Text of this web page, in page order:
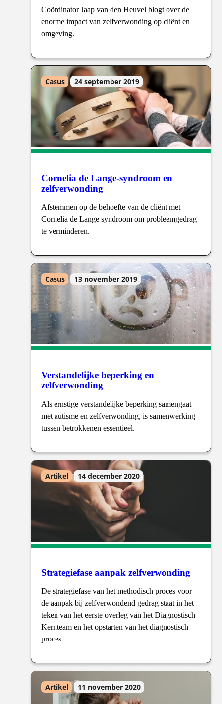
Coördinator Jaap van den Heuvel blogt over de
enorme impact van zelfverwonding op cliënt en
omgeving.
Cornelia de Lange-syndroom en
zelfverwonding
Afstemmen op de behoefte van de cliënt met
Cornelia de Lange syndroom om probleemgedrag
te verminderen.
Casus 24 september 2019
Verstandelijke beperking en
zelfverwonding
Als ernstige verstandelijke beperking samengaat
met autisme en zelfverwonding, is samenwerking
tussen betrokkenen essentieel.
Casus 13 november 2019
Strategiefase aanpak zelfverwonding
De strategiefase van het methodisch proces voor
de aanpak bij zelfverwondend gedrag staat in het
teken van het eerste overleg van het Diagnostisch
Kernteam en het opstarten van het diagnostisch
proces
Artikel 14 december 2020
Artikel 11 november 2020